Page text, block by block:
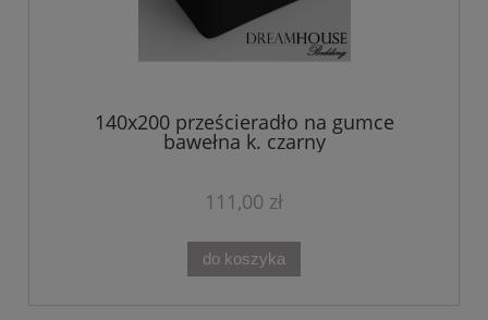
140x200 prześcieradło na gumce
bawełna k. czarny
111,00 zł
do koszyka